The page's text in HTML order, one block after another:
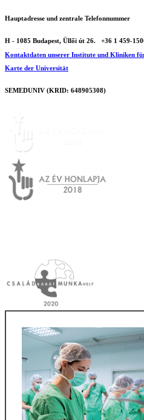
Hauptadresse und zentrale Telefonnummer
H - 1085 Budapest, Üllői út 26.
+36 1 459-
Kontaktdaten unserer Institute und Kliniken
Karte der Universität
SEMEDUNIV (KRID: 648905308)